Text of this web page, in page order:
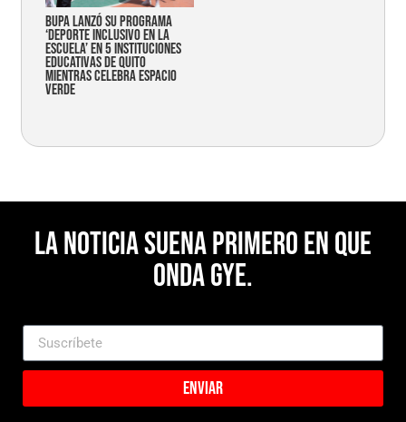
Bupa lanzó su programa
‘Deporte Inclusivo en la
Escuela’ en 5 instituciones
educativas de Quito
mientras celebra espacio
verde
La noticia suena primero en Que
Onda Gye.
Enviar